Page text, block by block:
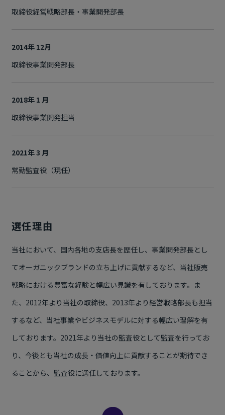
取締役経営戦略部長・事業開発部長
2014年 12月
取締役事業開発部長
2018年 1 月
取締役事業開発担当
2021年 3 月
常勤監査役（現任）
選任理由
当社において、国内各地の支店長を歴任し、事業開発部長とし
てオーガニックブランドの立ち上げに貢献するなど、当社販売
戦略における豊富な経験と幅広い見識を有しております。ま
た、2012年より当社の取締役、2013年より経営戦略部長も担当
するなど、当社事業やビジネスモデルに対する幅広い理解を有
しております。2021年より当社の監査役として監査を行ってお
り、今後とも当社の成長・価値向上に貢献することが期待でき
ることから、監査役に選任しております。